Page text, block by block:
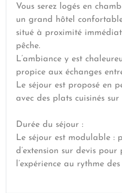
Vous serez logés en
un grand hôtel
situé à proximité
pêche.
L’ambiance y est
propice aux échanges
Le séjour est proposé en
avec des plats cuisinés sur
Durée du séjour :
Le séjour est modulable :
d’extension sur devis pour
l’expérience au rythme